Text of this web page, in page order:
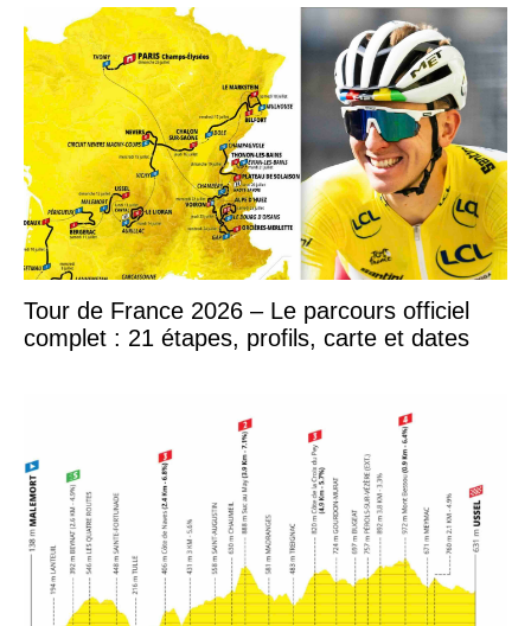
Tour de France 2026 – Le parcours officiel
complet : 21 étapes, profils, carte et dates